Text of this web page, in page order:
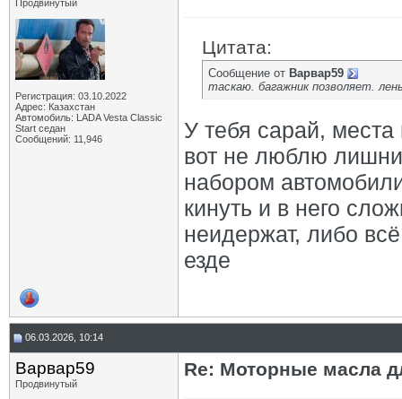
Продвинутый
Регистрация: 03.10.2022
Адрес: Казахстан
Автомобиль: LADA Vesta Classic
Start седан
Сообщений: 11,946
Цитата:
Сообщение от Варвар59
таскаю. багажник позволяет.
У тебя сарай,
вот не люблю
набором
кинуть и в него
неидержат, либо
езде
06.03.2026, 10:14
Варвар59
Продвинутый
Re: Моторные масла